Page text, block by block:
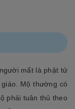
mất là phật tử
Mộ thường có
phải tuân thủ theo